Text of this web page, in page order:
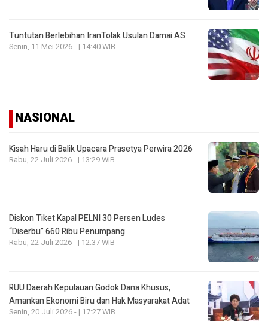
Tuntutan Berlebihan IranTolak Usulan Damai AS
Senin, 11 Mei 2026 - | 14:40 WIB
NASIONAL
Kisah Haru di Balik Upacara Prasetya Perwira 2026
Rabu, 22 Juli 2026 - | 13:29 WIB
Diskon Tiket Kapal PELNI 30 Persen Ludes
“Diserbu” 660 Ribu Penumpang
Rabu, 22 Juli 2026 - | 12:37 WIB
RUU Daerah Kepulauan Godok Dana Khusus,
Amankan Ekonomi Biru dan Hak Masyarakat Adat
Senin, 20 Juli 2026 - | 17:27 WIB